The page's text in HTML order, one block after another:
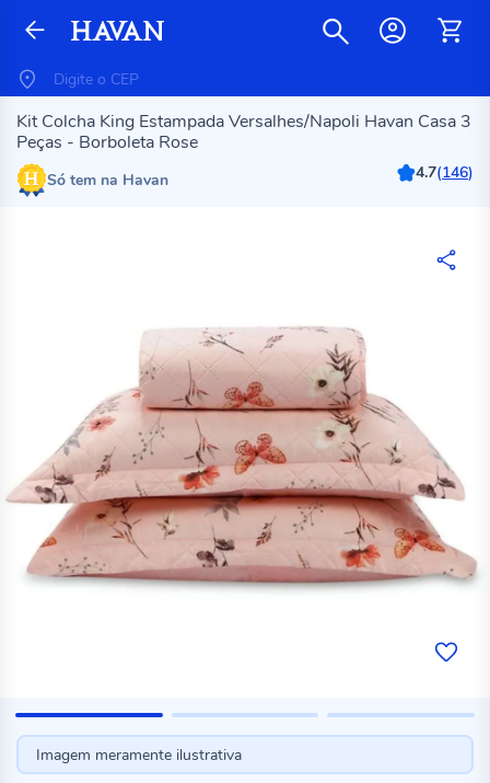
Kit Colcha King Estampada Versalhes/Napoli Havan Casa 3
Peças - Borboleta Rose
Só tem na Havan 4.7(146)
Imagem meramente ilustrativa